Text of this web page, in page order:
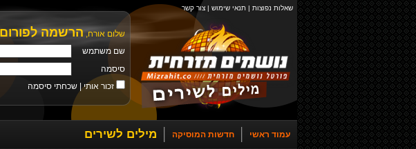
שאלות נפוצות | תנאי שימוש | צור קשר
שלום אורח, הרשמה לפורום
שם משתמש
סיסמה
זכור אותי |שכחתי סיסמה
עמוד ראשי חדשות המוסיקה מילים לשירים